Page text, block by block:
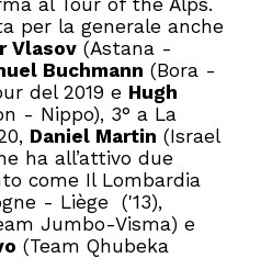
per la generale anche
Vlasov (Astana -
Buchmann (Bora -
del 2019 e Hugh
- Nippo), 3° a La
Daniel Martin (Israel
ha all’attivo due
come Il Lombardia
- Liège ('13),
Jumbo-Visma) e
(Team Qhubeka